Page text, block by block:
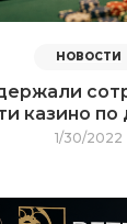
НОВОСТИ
казино
1/30/2022